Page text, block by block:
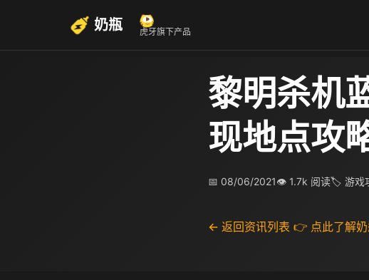
奶瓶 虎牙旗下产品
黎明杀机
现地点攻
📅 08/06/2021👁 1.7k 阅读🏷 游戏
← 返回资讯列表 👉 点此了解